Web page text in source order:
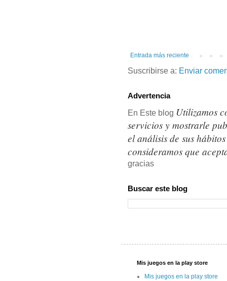
Entrada más reciente
Suscribirse a: Enviar
Advertencia
En Este blog Utilizamos
servicios y mostrarle
el análisis de sus
consideramos que
gracias
Buscar este blog
Mis juegos en la play store
Mis juegos en la play store